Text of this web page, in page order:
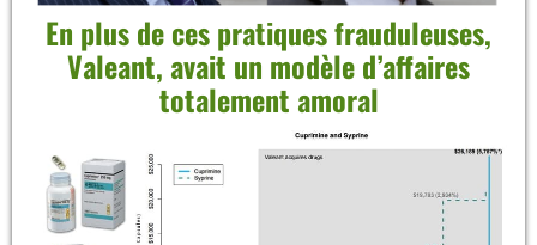
En plus de ces pratiques frauduleuses,
Valeant, avait un modèle d’affaires
totalement amoral